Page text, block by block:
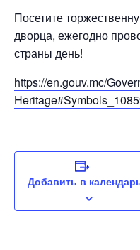
Посетите
дворца, ежегодно
страны день!
https://en.gouv.mc/
Добавить в